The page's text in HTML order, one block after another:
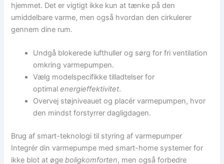
hjemmet. Det er vigtigt ikke kun at tænke på den
umiddelbare varme, men også hvordan den cirkulerer
gennem dine rum.
Undgå blokerede lufthuller og sørg for fri ventilation
omkring varmepumpen.
Vælg modelspecifikke tilladtelser for
optimalenergieffektivitet.
Overvej støjniveauet og placér varmepumpen, hvor
den mindst forstyrrer dagligdagen.
Brug af smart-teknologi til styring af varmepumper
Integrér din varmepumpe med smart-home systemer for
ikke blot at øgeboligkomforten, men også forbedre